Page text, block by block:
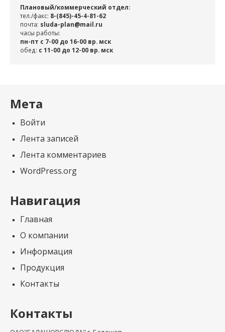
Плановый/коммерческий отдел:
тел./факс: 8-(845)-45-4-81-62
почта: sluda-plan@mail.ru
часы работы:
пн-пт с 7-00 до 16-00 вр. мск
обед: c 11-00 до 12-00 вр. мск
Мета
Войти
Лента записей
Лента комментариев
WordPress.org
Навигация
Главная
О компании
Информация
Продукция
Контакты
Контакты